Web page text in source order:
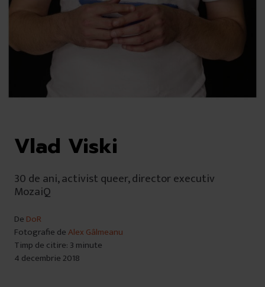
Vlad Viski
30 de ani, activist queer, director executiv
MozaiQ
De DoR
Fotografie deAlex Gâlmeanu
Timp de citire: 3 minute
4 decembrie 2018